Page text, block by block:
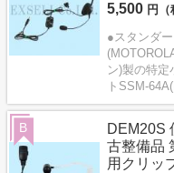
5,500 円（
●スタンダ
ン)製の特
トSSM-
DEM20S
古整備品
用クリッ
B